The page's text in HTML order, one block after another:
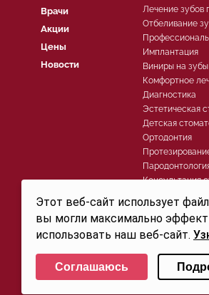
Врачи
Акции
Цены
Новости
Лечение зубов
Отбеливание
Имплантация
Виниры на зубы
Комфортное
Диагностика
Эстетическая
Детская
Ортодонтия
Консультация
Хирургическая
Лечение зубов
Политика конфиденциальности
Свидетельство на товарный знак (знак
Этот веб-сайт использует
вы могли максимально
использовать наш веб-сайт.
Минимальные Аналитические/
Соглашаюсь